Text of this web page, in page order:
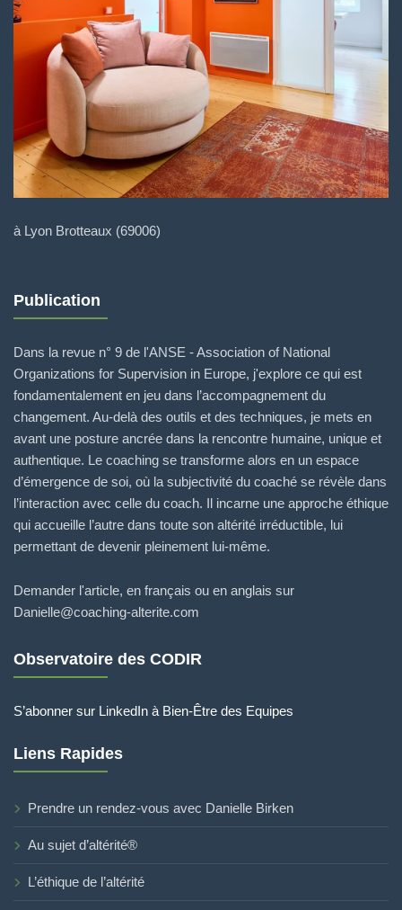
à Lyon Brotteaux (69006)
Publication
Dans la revue n° 9 de l'ANSE - Association of National
Organizations for Supervision in Europe, j'explore ce qui est
fondamentalement en jeu dans l’accompagnement du
changement. Au-delà des outils et des techniques, je mets en
avant une posture ancrée dans la rencontre humaine, unique et
authentique. Le coaching se transforme alors en un espace
d’émergence de soi, où la subjectivité du coaché se révèle dans
l’interaction avec celle du coach. Il incarne une approche éthique
qui accueille l’autre dans toute son altérité irréductible, lui
permettant de devenir pleinement lui-même.
Demander l'article, en français ou en anglais sur
Danielle@coaching-alterite.com
Observatoire des CODIR
S’abonner sur LinkedIn à Bien-Être des Equipes
Liens Rapides
Prendre un rendez-vous avec Danielle Birken
Au sujet d’altérité®
L’éthique de l’altérité